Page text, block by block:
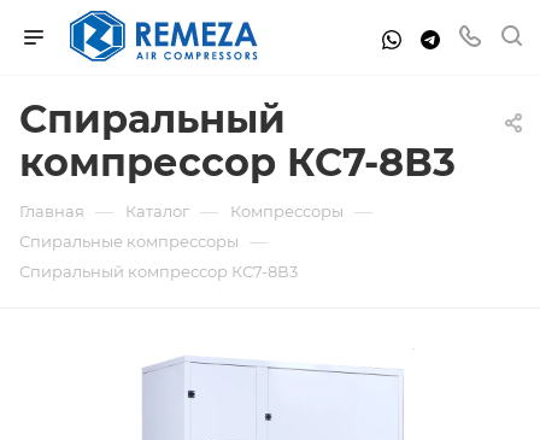
Спиральный
компрессор КС7-8В3
Главная — Каталог — Компрессоры —
Спиральные компрессоры —
Спиральный компрессор КС7-8В3